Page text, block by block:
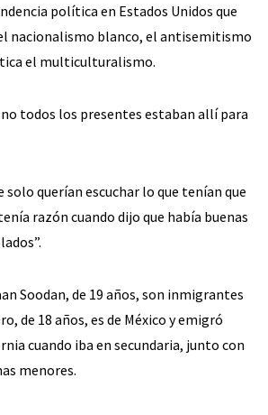
política en Estados Unidos que
nacionalismo blanco, el antisemitismo
el multiculturalismo.
no todos los presentes estaban allí para
solo querían escuchar lo que tenían que
razón cuando dijo que había buenas
Soodan, de 19 años, son inmigrantes
de 18 años, es de México y emigró
cuando iba en secundaria, junto con
menores.